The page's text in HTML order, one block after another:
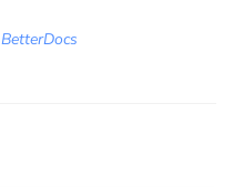
BetterDocs